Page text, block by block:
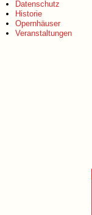
Datenschutz
Historie
Opernhäuser
Veranstaltungen